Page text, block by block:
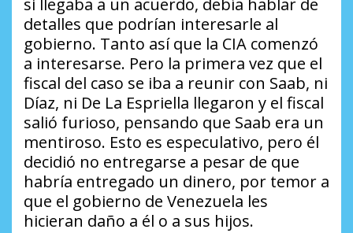
si llegaba a un acuerdo, debía hablar de
detalles que podrían interesarle al
gobierno. Tanto así que la CIA comenzó
a interesarse. Pero la primera vez que el
fiscal del caso se iba a reunir con Saab, ni
Díaz, ni De La Espriella llegaron y el fiscal
salió furioso, pensando que Saab era un
mentiroso. Esto es especulativo, pero él
decidió no entregarse a pesar de que
habría entregado un dinero, por temor a
que el gobierno de Venezuela les
hicieran daño a él o a sus hijos.